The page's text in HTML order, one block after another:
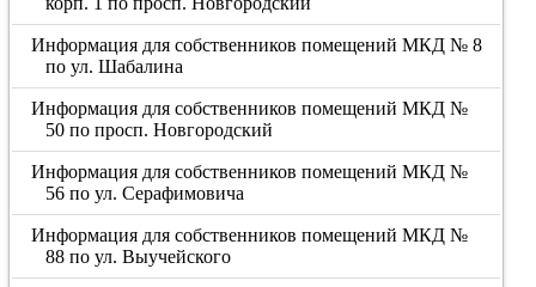
Информация для собственников помещений МКД № 8
по ул. Шабалина
Информация для собственников помещений МКД №
50 по просп. Новгородский
Информация для собственников помещений МКД №
56 по ул. Серафимовича
Информация для собственников помещений МКД №
88 по ул. Выучейского